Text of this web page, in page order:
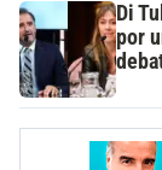
Di
por